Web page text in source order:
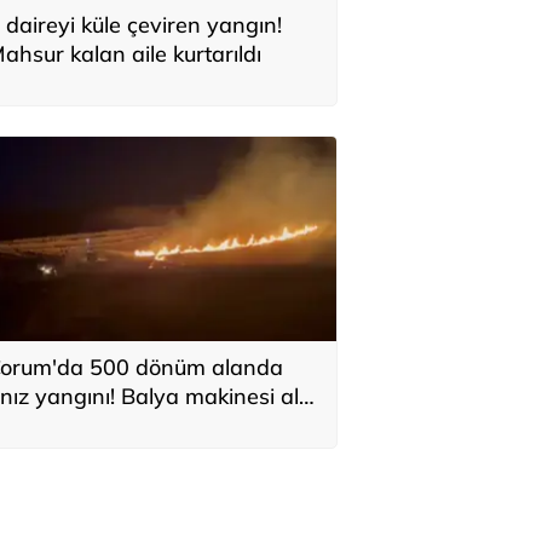
daireyi küle çeviren yangın!
kalan aile kurtarıldı
500 dönüm alanda
yangını! Balya makinesi alev